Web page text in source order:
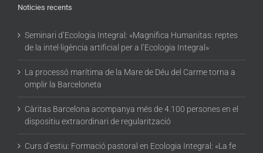
Noticies recents
Seminari d’Ecologia Integral: «Magnifica Humanitas: reptes
de la intel·ligència artificial per a l’Ecologia Integral»
La processó marítima de la Mare de Déu del Carme torna a
omplir la Barceloneta
Càritas Barcelona acompanya més de 4.100 persones en el
dispositiu extraordinari de regularització
Curs d’estiu: Formació pastoral en Ecologia Integral: «La fe